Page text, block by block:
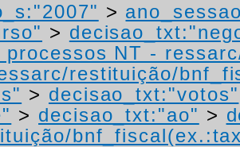
>
>
NT -
restituição/
> decisao_txt:"votos"
> decisao_txt:"ao" >